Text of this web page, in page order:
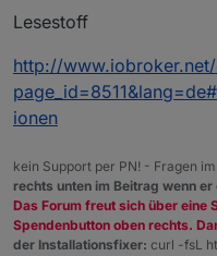
Lesestoff
http://
ionen
kein Support per PN! - Fragen
rechts unten im Beitrag wenn
Das Forum freut sich über eine
Spendenbutton oben rechts.
der Installationsfixer: curl -fsL